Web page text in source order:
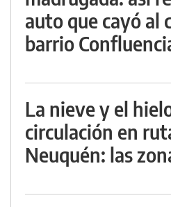
auto que cayó al
barrio
La nieve y el
circulación en
Neuquén: las